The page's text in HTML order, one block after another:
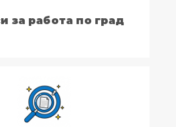
за работа по град